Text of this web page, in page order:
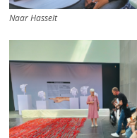
Naar Hasselt